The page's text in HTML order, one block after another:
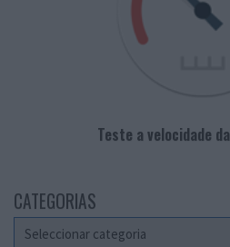
Teste a velocidade
CATEGORIAS
Categorias